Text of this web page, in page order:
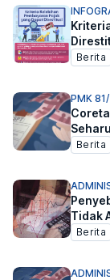
Berita
PMK
Berita
Tidak
Berita